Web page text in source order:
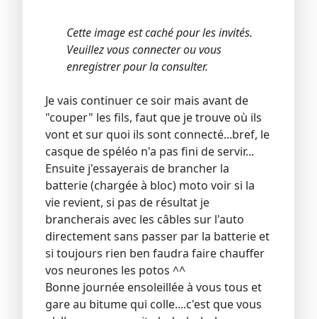
Cette image est caché pour les invités.
Veuillez vous connecter ou vous
enregistrer pour la consulter.
Je vais continuer ce soir mais avant de
"couper" les fils, faut que je trouve où ils
vont et sur quoi ils sont connecté...bref, le
casque de spéléo n'a pas fini de servir...
Ensuite j'essayerais de brancher la
batterie (chargée à bloc) moto voir si la
vie revient, si pas de résultat je
brancherais avec les câbles sur l'auto
directement sans passer par la batterie et
si toujours rien ben faudra faire chauffer
vos neurones les potos ^^
Bonne journée ensoleillée à vous tous et
gare au bitume qui colle....c'est que vous